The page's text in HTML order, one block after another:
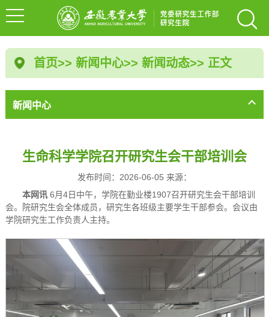
首页>> 新闻中心>> 新闻动态>> 正文
新闻中心
生命科学学院召开研究生会干部培训会
发布时间：2026-06-05 来源：
本网讯6月4日中午，学院在勤业楼1907召开研究生会干部培训
会。院研究生会全体成员，研究生各班级主要学生干部参会。会议由
学院研究生工作负责人主持。